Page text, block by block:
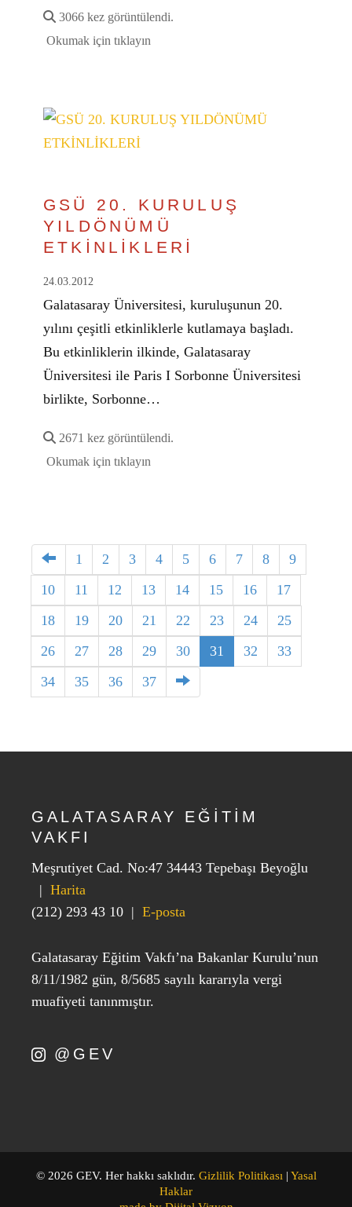
3066 kez görüntülendi.
Okumak için tıklayın
GSÜ 20. KURULUŞ
YILDÖNÜMÜ
ETKİNLİKLERİ
24.03.2012
Galatasaray Üniversitesi, kuruluşunun 20.
yılını çeşitli etkinliklerle kutlamaya başladı.
Bu etkinliklerin ilkinde, Galatasaray
Üniversitesi ile Paris I Sorbonne Üniversitesi
birlikte, Sorbonne…
2671 kez görüntülendi.
Okumak için tıklayın
1 2 3 4 5 6 7 8
9
10
11 12 13 14 15 16
17
18
19 20 21 22 23 24
25
26
27 28 29 30 31 32
33
34
35 36 37
GALATASARAY EĞİTİM
VAKFI
Meşrutiyet Cad. No:47 34443 Tepebaşı Beyoğlu
| Harita
(212) 293 43 10 | E-posta
Galatasaray Eğitim Vakfı’na Bakanlar Kurulu’nun
8/11/1982 gün, 8/5685 sayılı kararıyla vergi
muafiyeti tanınmıştır.
@GEV
© 2026 GEV. Her hakkı saklıdır. Gizlilik Politikası | Yasal
Haklar